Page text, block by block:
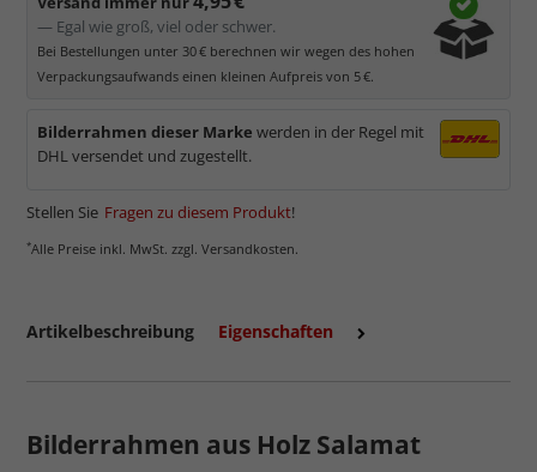
— Egal wie groß, viel oder schwer.
Bei Bestellungen unter 30 € berechnen wir wegen des hohen
Verpackungsaufwands einen kleinen Aufpreis von 5 €.
Bilderrahmen dieser Marke werden in der Regel mit
DHL versendet und zugestellt.
Stellen Sie Fragen zu diesem Produkt!
*Alle Preise inkl. MwSt. zzgl. Versandkosten.
Artikelbeschreibung Eigenschaften
Bilderrahmen aus Holz Salamat